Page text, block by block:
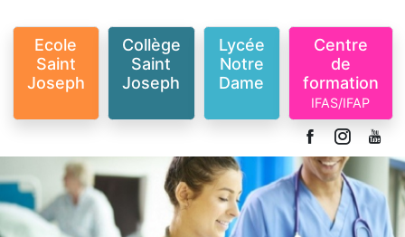
Ecole
Saint
Joseph
Collège
Saint
Joseph
Lycée
Notre
Dame
Centre
de
formation
IFAS/IFAP